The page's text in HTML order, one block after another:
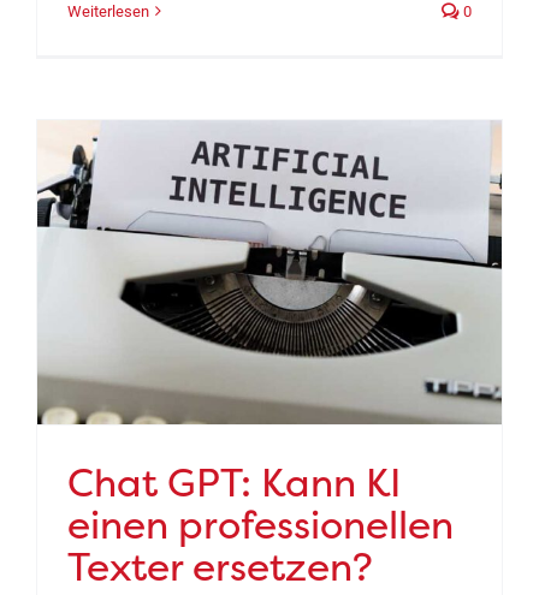
Weiterlesen 0
Chat GPT: Kann KI
einen professionellen
Texter ersetzen?